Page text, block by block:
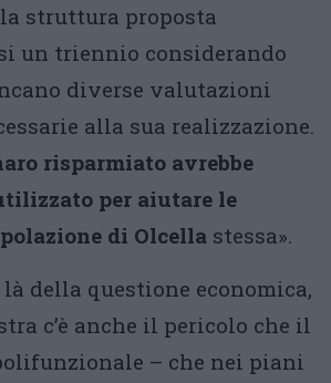
struttura proposta
un triennio considerando
diverse valutazioni
alla sua realizzazione.
risparmiato avrebbe
per aiutare le
di Olcella stessa».
della questione economica,
c’è anche il pericolo che il
– che nei piani